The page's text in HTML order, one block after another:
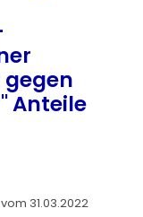
Anteile
31.03.2022